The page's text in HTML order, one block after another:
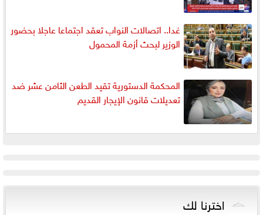
غدا.. اتصالات النواب تعقد اجتماعا عاجلا بحضور
الوزير لبحث أزمة المحمول
المحكمة الدستورية تقيد الطعن الثامن عشر ضد
تعديلات قانون الإيجار القديم
اخترنا لك